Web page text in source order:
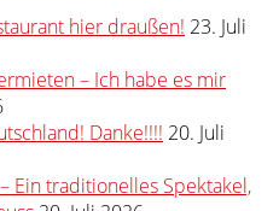
hier draußen! 23. Juli
– Ich habe es mir
Danke!!!! 20. Juli
Ein traditionelles Spektakel,